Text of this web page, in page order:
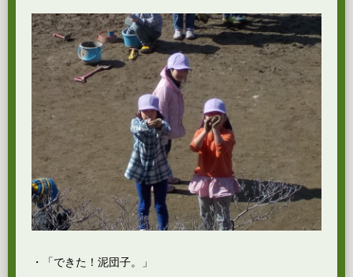
・「できた！泥団子。」